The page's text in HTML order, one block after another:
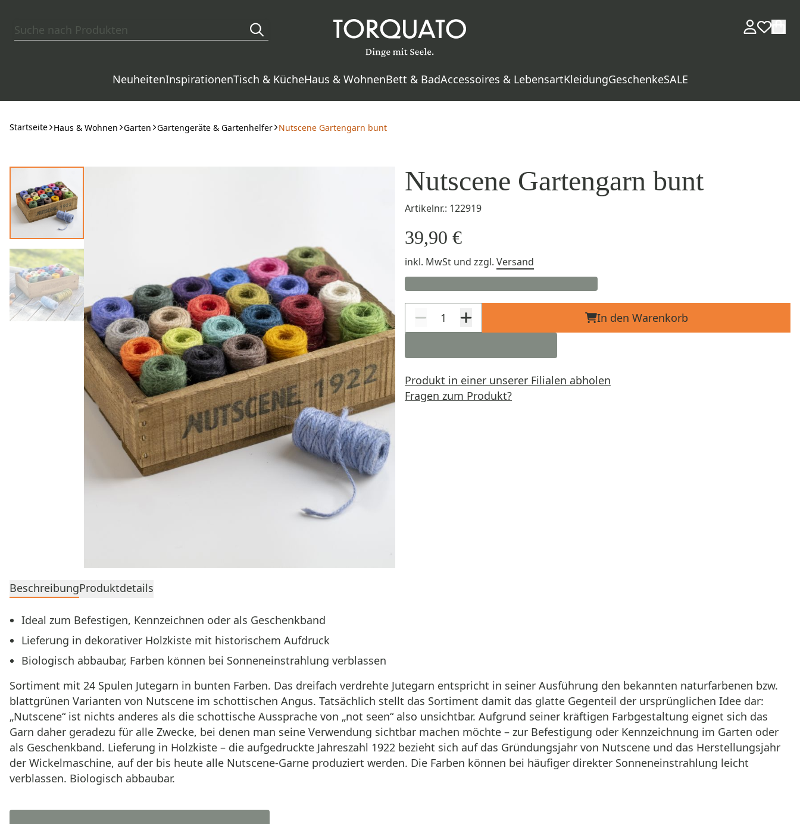
NeuheitenInspirationenTisch & KücheHaus & WohnenBett & BadAccessoires & LebensartKleidungGeschenkeSALE
Startseite Haus & Wohnen Garten Gartengeräte & Gartenhelfer Nutscene Gartengarn bunt
Nutscene Gartengarn bunt
Artikelnr.: 122919
39,90 €
inkl. MwSt und zzgl. Versand
In den Warenkorb
Produkt in einer unserer Filialen abholen
Fragen zum Produkt?
BeschreibungProduktdetails
Ideal zum Befestigen, Kennzeichnen oder als Geschenkband
Lieferung in dekorativer Holzkiste mit historischem Aufdruck
Biologisch abbaubar, Farben können bei Sonneneinstrahlung verblassen
Sortiment mit 24 Spulen Jutegarn in bunten Farben. Das dreifach verdrehte Jutegarn entspricht in seiner Ausführung den bekannten naturfarbenen bzw.
blattgrünen Varianten von Nutscene im schottischen Angus. Tatsächlich stellt das Sortiment damit das glatte Gegenteil der ursprünglichen Idee dar:
„Nutscene“ ist nichts anderes als die schottische Aussprache von „not seen“ also unsichtbar. Aufgrund seiner kräftigen Farbgestaltung eignet sich das
Garn daher geradezu für alle Zwecke, bei denen man seine Verwendung sichtbar machen möchte – zur Befestigung oder Kennzeichnung im Garten oder
als Geschenkband. Lieferung in Holzkiste – die aufgedruckte Jahreszahl 1922 bezieht sich auf das Gründungsjahr von Nutscene und das Herstellungsjahr
der Wickelmaschine, auf der bis heute alle Nutscene-Garne produziert werden. Die Farben können bei häufiger direkter Sonneneinstrahlung leicht
verblassen. Biologisch abbaubar.